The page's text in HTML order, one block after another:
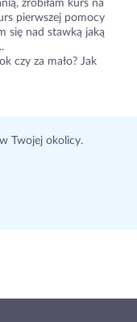
zrobiłam kurs na
pierwszej pomocy
się nad stawką jaką
czy za mało? Jak
Twojej okolicy.